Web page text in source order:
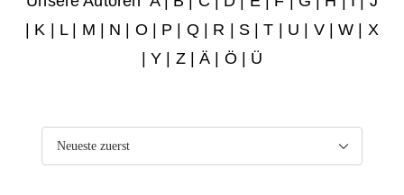
K L| M N O P Q| R S |T U V|W
X
Y Z|Ä | Ö | Ü